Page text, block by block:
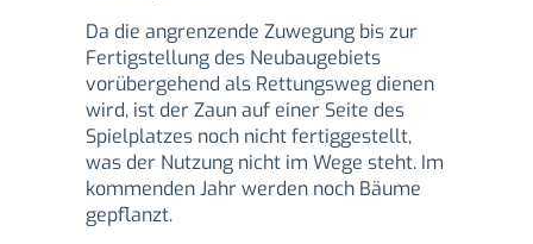
Da die angrenzende Zuwegung bis zur
Fertigstellung des Neubaugebiets
vorübergehend als Rettungsweg dienen
wird, ist der Zaun auf einer Seite des
Spielplatzes noch nicht fertiggestellt,
was der Nutzung nicht im Wege steht. Im
kommenden Jahr werden noch Bäume
gepflanzt.